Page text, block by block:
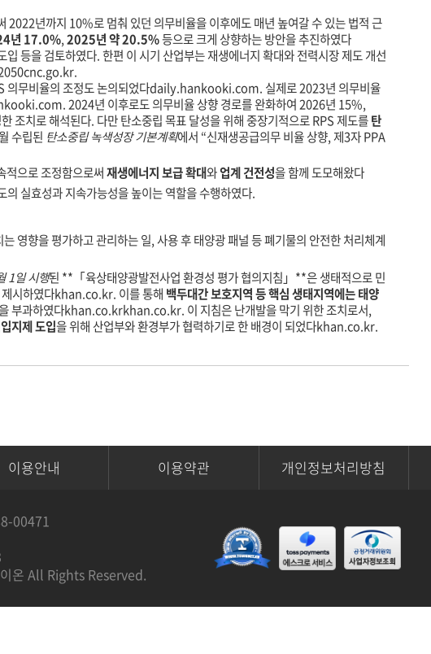
2022년까지 10%로 멈춰 있던 의무비율을 이후에도 매년 높여갈 수 있는 법적 근
년 17.0%,2025년 약 20.5%등으로 크게 상향하는 방안을 추진하였다
입 등을 검토하였다. 한편 이 시기 산업부는 재생에너지 확대와 전력시장 제도 개선
.
무비율의 조정도 논의되었다daily.hankooki.com. 실제로 2023년 의무비율
. 2024년 이후로도 의무비율 상향 경로를 완화하여 2026년 15%,
조치로 해석된다. 다만 탄소중립 목표 달성을 위해 중장기적으로 RPS 제도를탄
수립된 탄소중립 녹색성장 기본계획에서 “신재생공급의무 비율 상향, 제3자 PPA
적으로 조정함으로써재생에너지 보급 확대와업계 건전성을 함께 도모해왔다
실효성과 지속가능성을 높이는 역할을 수행하였다.
영향을 평가하고 관리하는 일, 사용 후 태양광 패널 등 폐기물의 안전한 처리체계
1일 시행된 **「육상태양광발전사업 환경성 평가 협의지침」**은 생태적으로 민
시하였다khan.co.kr. 이를 통해 백두대간 보호지역 등 핵심 생태지역에는 태양
부과하였다khan.co.krkhan.co.kr. 이 지침은 난개발을 막기 위한 조치로서,
지제 도입을 위해 산업부와 환경부가 협력하기로 한 배경이 되었다khan.co.kr.
이용안내 이용약관 개인정보처리방침
00471
온 All Rights Reserved.